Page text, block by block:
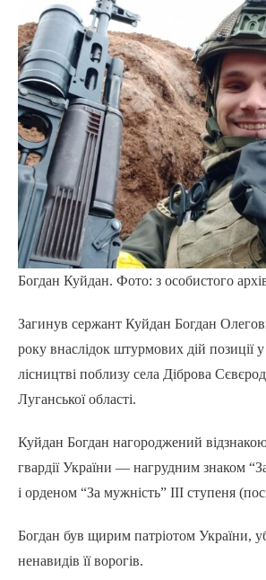
Богдан Куйдан. Фото: з особистого
Загинув сержант Куйдан Богдан
року внаслідок штурмових дій позиції
лісництві поблизу села Діброва
Луганської області.
Куйдан Богдан нагороджений
гвардії України — нагрудним знаком
і орденом “За мужність” ІІІ ступеня
Богдан був щирим патріотом України,
ненавидів її ворогів.